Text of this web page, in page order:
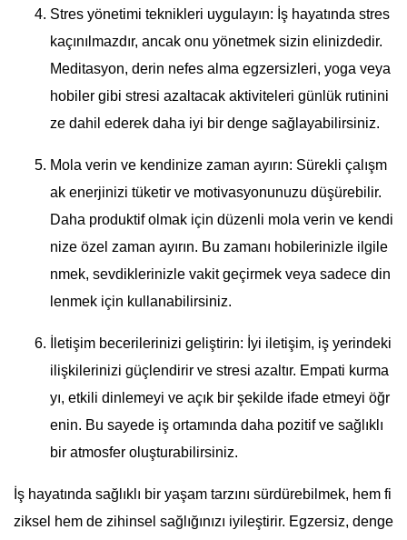
Stres yönetimi teknikleri uygulayın: İş hayatında stres
kaçınılmazdır, ancak onu yönetmek sizin elinizdedir.
Meditasyon, derin nefes alma egzersizleri, yoga veya
hobiler gibi stresi azaltacak aktiviteleri günlük rutinini
ze dahil ederek daha iyi bir denge sağlayabilirsiniz.
Mola verin ve kendinize zaman ayırın: Sürekli çalışm
ak enerjinizi tüketir ve motivasyonunuzu düşürebilir.
Daha produktif olmak için düzenli mola verin ve kendi
nize özel zaman ayırın. Bu zamanı hobilerinizle ilgile
nmek, sevdiklerinizle vakit geçirmek veya sadece din
lenmek için kullanabilirsiniz.
İletişim becerilerinizi geliştirin: İyi iletişim, iş yerindeki
ilişkilerinizi güçlendirir ve stresi azaltır. Empati kurma
yı, etkili dinlemeyi ve açık bir şekilde ifade etmeyi öğr
enin. Bu sayede iş ortamında daha pozitif ve sağlıklı
bir atmosfer oluşturabilirsiniz.
İş hayatında sağlıklı bir yaşam tarzını sürdürebilmek, hem fi
ziksel hem de zihinsel sağlığınızı iyileştirir. Egzersiz, denge